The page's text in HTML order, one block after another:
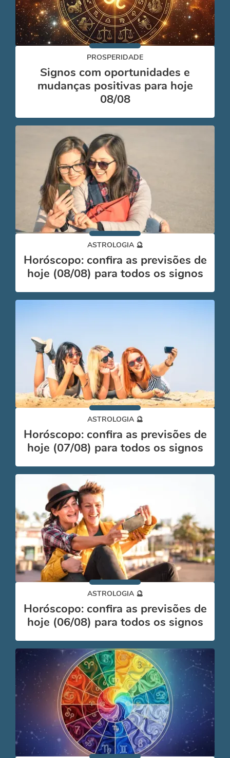
PROSPERIDADE
Signos com oportunidades e
mudanças positivas para hoje
08/08
ASTROLOGIA 🔮
Horóscopo: confira as previsões de
hoje (08/08) para todos os signos
ASTROLOGIA 🔮
Horóscopo: confira as previsões de
hoje (07/08) para todos os signos
ASTROLOGIA 🔮
Horóscopo: confira as previsões de
hoje (06/08) para todos os signos